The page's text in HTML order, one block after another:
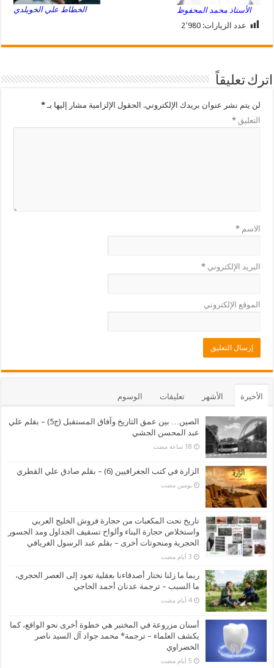
الخطاط علي الخويلدي
الأستاذ محمد المحفوظ
عدد الزيارات: 2٬980
اترك تعليقاً
لن يتم نشر عنوان بريدك الإلكتروني. الحقول الإلزامية مشار إليها بـ*
التعليق*
الاسم*
البريد الإلكتروني*
الموقع الإلكتروني
الأخيرة الأشهر تعليقات الوسوم
الصين… بين عمق التاريخ وآفاق المستقبل (ج5) – بقلم علي
عبد المحسن الجشي
الزارة في كتب الجغرافيين (6) – بقلم صادق علي القطري
‏يومين مضت
تاريخ نحت المكعبات من حجارة فروش الخليج العربي
واستخلاص حجارة البناء وألواح تسقيف الجداول ومد الجسور
الحجرية ومنحوتات أخرى – بقلم عبد الرسول الغريافي
ربما ما زلنا نختار أصدقاءنا بعقلية تعود إلى العصر الحجري،
ما السبب – ترجمة عدنان أحمد الحاجي
‏4 أيام مضت
أسنان مزروعة في المختبر هي خطوة أخرى نحو الواقع، كما
يكشف العلماء – ترجمة* محمد جواد آل السيد ناصر
الخضراوي